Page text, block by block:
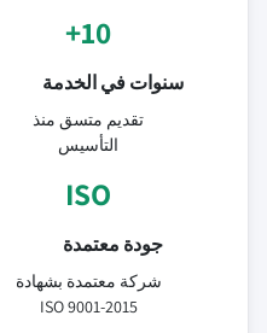
10+
سنوات في الخدمة
تقديم متسق منذ
التأسيس
ISO
جودة معتمدة
شركة معتمدة بشهادة
ISO 9001-2015